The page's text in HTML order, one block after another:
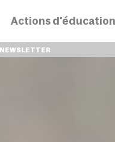
Actions
NEWSLETTER